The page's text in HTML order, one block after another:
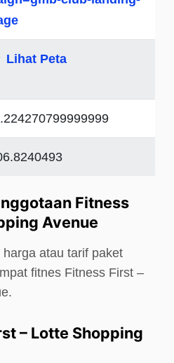
Lihat Peta
Fitness
Avenue
atau tarif paket
fitnes Fitness First –
– Lotte Shopping